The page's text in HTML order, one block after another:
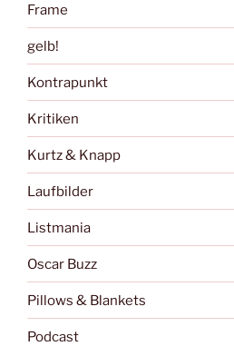
Frame
gelb!
Kontrapunkt
Kritiken
Kurtz & Knapp
Laufbilder
Listmania
Oscar Buzz
Pillows & Blankets
Podcast